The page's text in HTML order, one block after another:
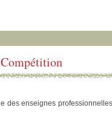
des enseignes